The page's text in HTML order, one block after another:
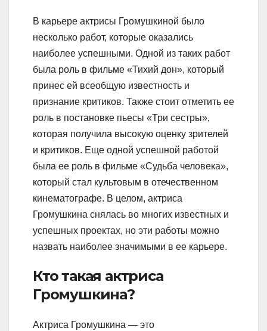
В карьере актрисы Громушкиной было
несколько работ, которые оказались
наиболее успешными. Одной из таких работ
была роль в фильме «Тихий дон», который
принес ей всеобщую известность и
признание критиков. Также стоит отметить ее
роль в постановке пьесы «Три сестры»,
которая получила высокую оценку зрителей
и критиков. Еще одной успешной работой
была ее роль в фильме «Судьба человека»,
который стал культовым в отечественном
кинематографе. В целом, актриса
Громушкина снялась во многих известных и
успешных проектах, но эти работы можно
назвать наиболее значимыми в ее карьере.
Кто такая актриса
Громушкина?
Актриса Громушкина — это